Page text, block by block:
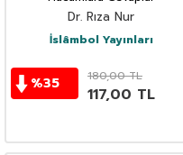
Dr. Rıza Nur
İslâmbol Yayınları
%35 180,00TL
117,00 TL